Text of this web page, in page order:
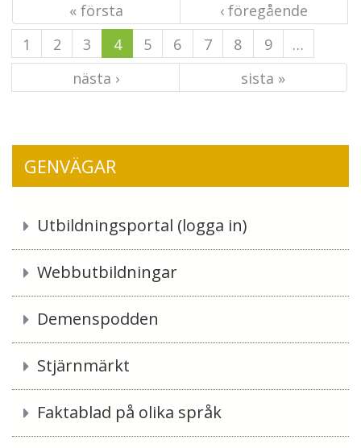
« första
‹ föregående
1
2 3 4 5 6 7 8 9
…
nästa ›
sista »
GENVÄGAR
Utbildningsportal (logga in)
Webbutbildningar
Demenspodden
Stjärnmärkt
Faktablad på olika språk